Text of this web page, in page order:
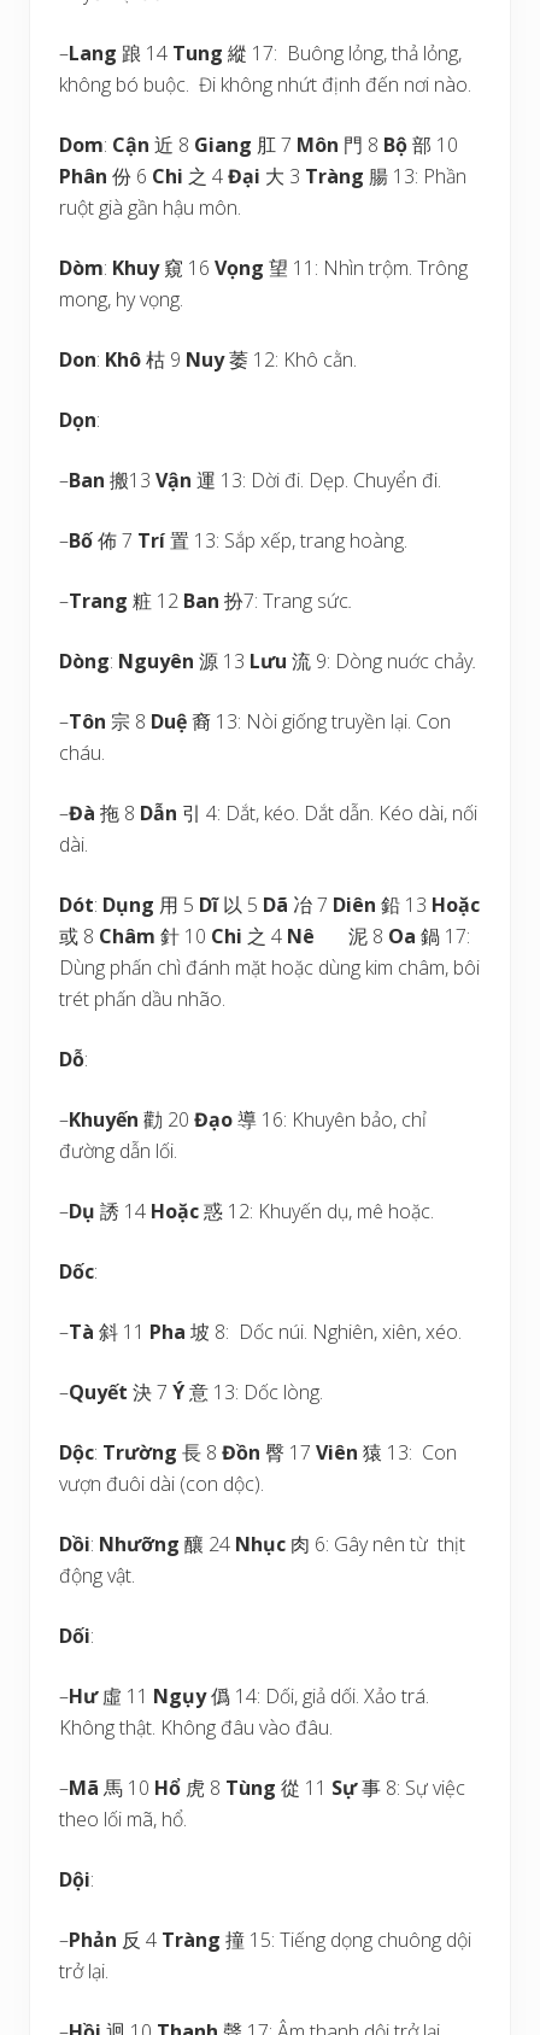
–Lang 踉 14 Tung 縱 17: Buông lỏng, thả lỏng,
không bó buộc. Đi không nhứt định đến nơi nào.
Dom: Cận 近 8 Giang 肛 7 Môn 門 8 Bộ部 10
Phân 份 6 Chi 之 4Đại 大 3 Tràng 腸 13: Phần
ruột già gần hậu môn.
Dòm: Khuy窺 16 Vọng 望 11: Nhìn trộm. Trông
mong, hy vọng.
Don: Khô枯 9 Nuy萎 12: Khô cằn.
Dọn:
–Ban 搬13 Vận 運 13: Dời đi. Dẹp. Chuyển đi.
–Bố佈 7 Trí置 13: Sắp xếp, trang hoàng.
–Trang 粧 12 Ban 扮7: Trang sức.
Dòng: Nguyên 源 13 Lưu 流 9: Dòng nuớc chảy.
–Tôn 宗 8 Duệ裔 13: Nòi giống truyền lại. Con
cháu.
–Đà 拖 8 Dẫn 引 4: Dắt, kéo. Dắt dẫn. Kéo dài, nối
dài.
Dót: Dụng 用 5 Dĩ以 5 Dã 冶 7 Diên 鉛 13 Hoặc
或 8 Châm 針 10 Chi 之 4 Nê 泥 8 Oa 鍋 17:
Dùng phấn chì đánh mặt hoặc dùng kim châm, bôi
trét phấn dầu nhão.
Dỗ:
–Khuyến 勸 20 Đạo導 16: Khuyên bảo, chỉ
đường dẫn lối.
–Dụ 誘 14 Hoặc惑 12: Khuyến dụ, mê hoặc.
Dốc:
–Tà 斜 11 Pha 坡 8: Dốc núi. Nghiên, xiên, xéo.
–Quyết 決 7 Ý意 13: Dốc lòng.
Dộc: Trường 長 8 Đồn 臀 17 Viên 猿 13: Con
vượn đuôi dài (con dộc).
Dồi: Nhưỡng 釀 24 Nhục 肉 6: Gây nên từ thịt
động vật.
Dối:
–Hư虛 11 Ngụy僞 14: Dối, giả dối. Xảo trá.
Không thật. Không đâu vào đâu.
–Mã 馬 10 Hổ 虎 8 Tùng 從 11 Sự事 8: Sự việc
theo lối mã, hổ.
Dội:
–Phản 反 4 Tràng 撞 15: Tiếng dọng chuông dội
trở lại.